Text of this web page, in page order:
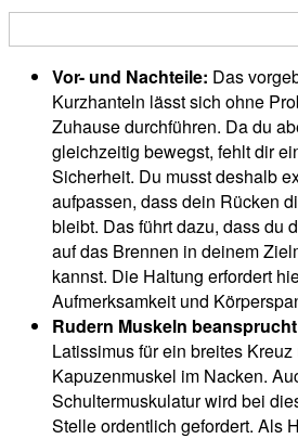
Vor- und Nachteile: Das
Kurzhanteln lässt sich ohne
Zuhause durchführen. Da du
gleichzeitig bewegst, fehlt dir
Sicherheit. Du musst deshalb
aufpassen, dass dein Rücken
bleibt. Das führt dazu, dass du
auf das Brennen in deinem
kannst. Die Haltung erfordert
Aufmerksamkeit und
Rudern Muskeln
Latissimus für ein breites
Kapuzenmuskel im Nacken.
Schultermuskulatur wird bei
Stelle ordentlich gefordert. Als